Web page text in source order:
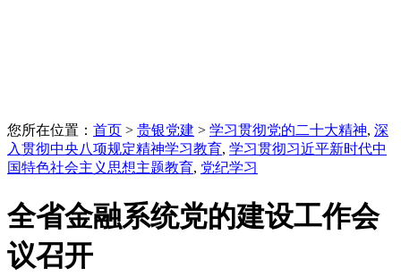
您所在位置： 首页 > 贵银党建 > 学习贯彻党的二十大精神, 深
入贯彻中央八项规定精神学习教育, 学习贯彻习近平新时代中
国特色社会主义思想主题教育, 党纪学习
全省金融系统党的建设工作会
议召开